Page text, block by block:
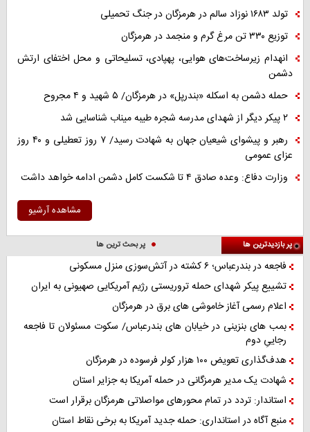
تولد ۱۶۸۳ نوزاد سالم در هرمزگان در جنگ تحمیلی
توزیع ۳۳۰ تن مرغ گرم و منجمد در هرمزگان
انهدام زیرساخت‌های هوایی، پهپادی، تسلیحاتی و محل اختفای ارتش
دشمن
حمله دشمن به اسکله «بندرپل» در هرمزگان/ ۵ شهید و ۴ مجروح
۲ پیکر دیگر از شهدای مدرسه شجره طیبه میناب شناسایی شد
رهبر و پیشوای شیعیان جهان به شهادت رسید/ ۷ روز تعطیلی و ۴۰ روز
عزای عمومی
وزارت دفاع: وعده صادق ۴ تا شکست کامل دشمن ادامه خواهد داشت
مشاهده آرشیو
پر بازدیدترین ها پر بحث ترین ها
فاجعه در بندرعباس؛ ۶ کشته در آتش‌سوزی منزل مسکونی
تشییع پیکر شهدای حمله تروریستی رژیم آمریکایی صهیونی به ایران
اعلام رسمی آغاز خاموشی های برق در هرمزگان
بمب های بنزینی در خیابان های بندرعباس/ سکوت مسئولان تا فاجعه
رجاییِ دوم
هدف‌گذاری تعویض ۱۰۰ هزار کولر فرسوده در هرمزگان
شهادت یک مدیر هرمزگانی در حمله آمریکا به جزایر استان
استاندار: تردد در تمام محورهای مواصلاتی هرمزگان برقرار است
منبع آگاه در استانداری: حمله جدید آمریکا به برخی نقاط استان